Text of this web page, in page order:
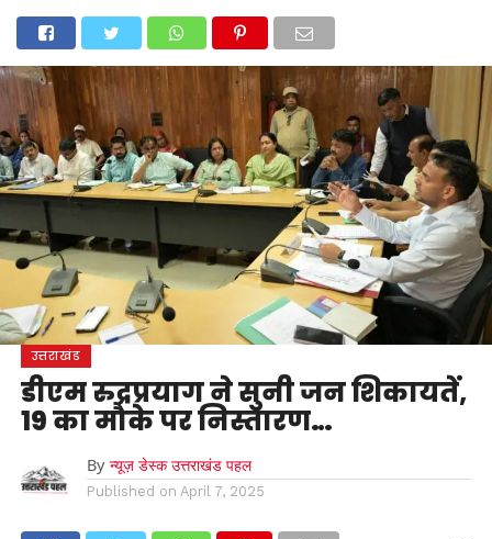
उत्तराखंड अल्मोड़ा उत्तरकाशी उधम सिंह नगर चंपावत चमोली टिहरी गढ़वाल
देहरादून नैनीताल पिथौरागढ़ पौड़ी गढ़वालबागेश्वररुद्रप्रयागहरिद्वार देश
मनोरंजन
उत्तराखंड
डीएम रुद्रप्रयाग ने सुनी जन शिकायतें,
19 का मौके पर निस्तारण…
By न्यूज़ डेस्क उत्तराखंड पहल
Published on April 7, 2025